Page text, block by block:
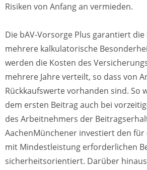
Risiken von Anfang an vermieden.
Die bAV-Vorsorge Plus garantiert
mehrere kalkulatorische
werden die Kosten des
mehrere Jahre verteilt, so dass von
Rückkaufswerte vorhanden sind. So
dem ersten Beitrag auch bei
des Arbeitnehmers der
AachenMünchener investiert den für
mit Mindestleistung erforderlichen
sicherheitsorientiert. Darüber